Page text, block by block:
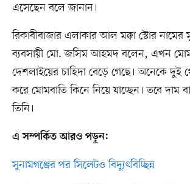
এসেছেন বলে জানান।
রিকাবীবাজার এলাকার আল মক্কা স্টোর নামের
ব্যবসায়ী মো. জসিম আহমদ বলেন, এখন
দেশলাইয়ের চাহিদা বেড়ে গেছে। অনেকে দুই
করে মোমবাতি কিনে নিয়ে যাচ্ছেন। তবে দাম
তিনি।
এ সম্পর্কিত আরও পড়ুন:
সুনামগঞ্জের পর সিলেটও বিদ্যুৎবিচ্ছিন্ন